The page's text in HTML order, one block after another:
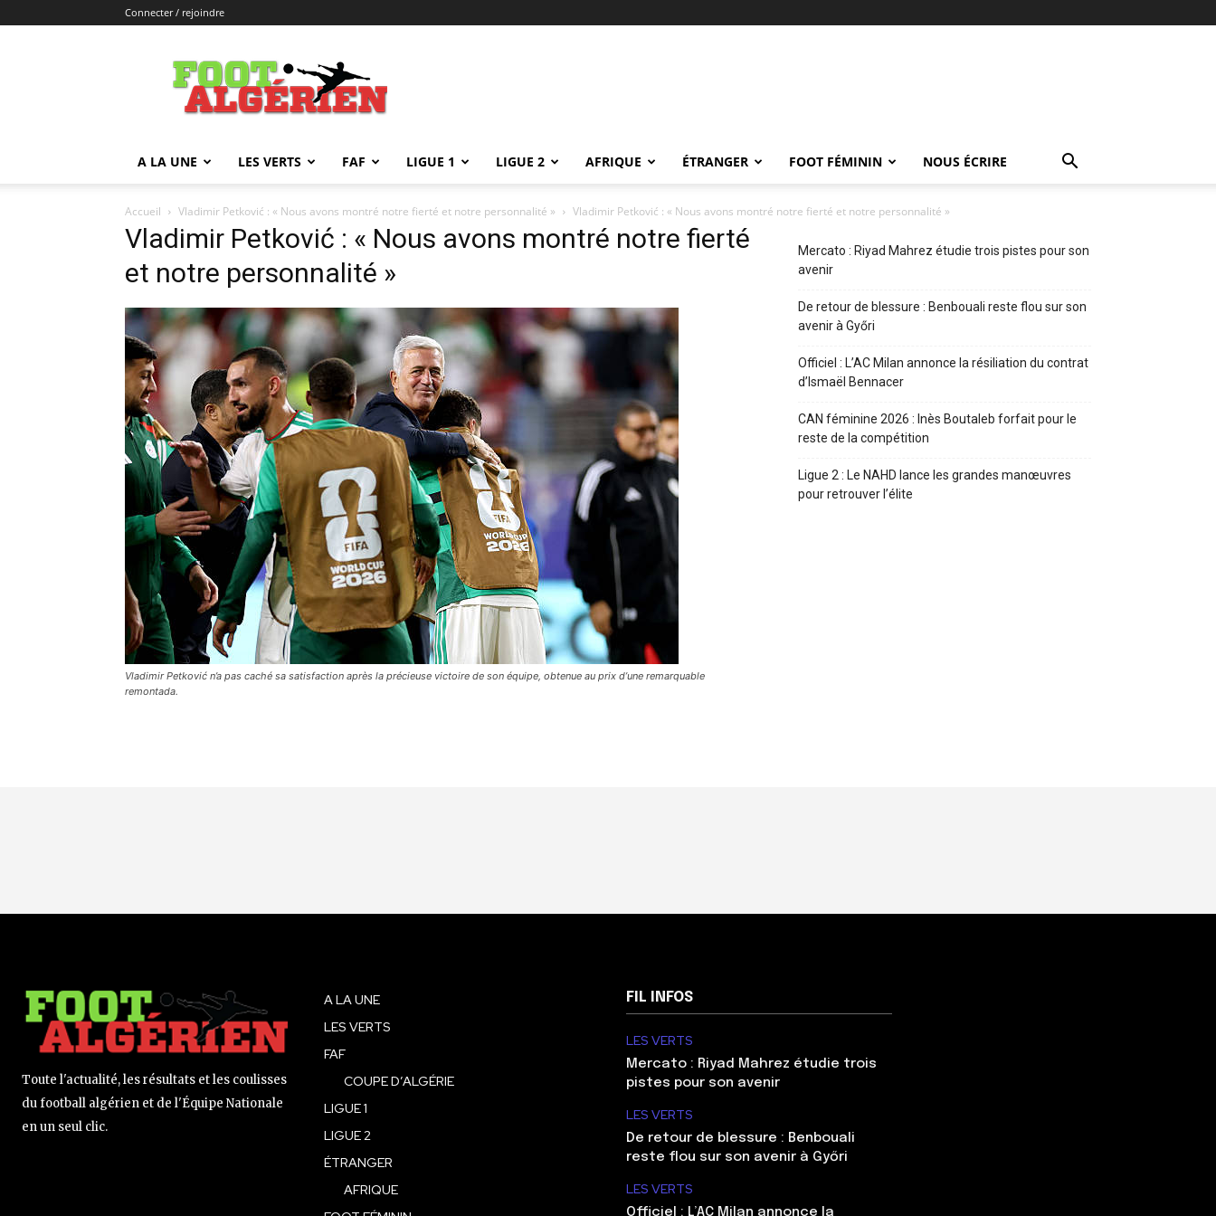
Connecter / rejoindre
FOOTALGERIEN
A LA UNE LES VERTS FAF LIGUE 1 LIGUE 2 AFRIQUE ÉTRANGER FOOT FÉMININ NOUS ÉCRIRE
Accueil Vladimir Petković : « Nous avons montré notre fierté et notre personnalité » Vladimir Petković : « Nous avons montré notre fierté et notre personnalité »
Vladimir Petković : « Nous avons montré notre fierté
et notre personnalité »
Vladimir Petković n’a pas caché sa satisfaction après la précieuse victoire de son équipe, obtenue au prix d’une remarquable
remontada.
Mercato : Riyad Mahrez étudie trois pistes pour son
avenir
De retour de blessure : Benbouali reste flou sur son
avenir à Győri
Officiel : L’AC Milan annonce la résiliation du contrat
d’Ismaël Bennacer
CAN féminine 2026 : Inès Boutaleb forfait pour le
reste de la compétition
Ligue 2 : Le NAHD lance les grandes manœuvres
pour retrouver l’élite
Toute l'actualité, les résultats et les coulisses
du football algérien et de l'Équipe Nationale
en un seul clic.
A LA UNE
LES VERTS
FAF
COUPE D’ALGÉRIE
LIGUE 1
LIGUE 2
ÉTRANGER
AFRIQUE
FIL INFOS
LES VERTS
Mercato : Riyad Mahrez étudie trois
pistes pour son avenir
LES VERTS
De retour de blessure : Benbouali
reste flou sur son avenir à Győri
LES VERTS
Officiel : L’AC Milan annonce la